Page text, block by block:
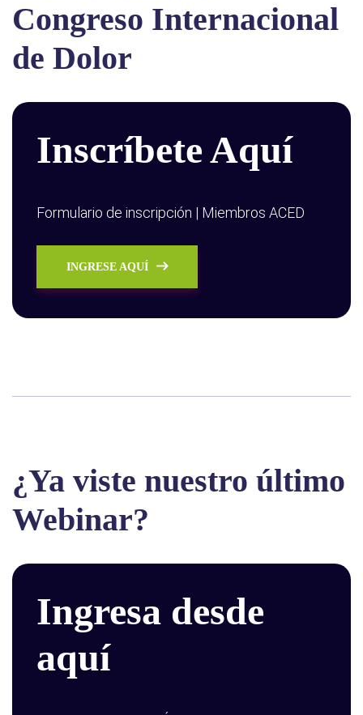
Congreso Internacional
de Dolor
Inscríbete Aquí
Formulario de inscripción | Miembros ACED
INGRESE AQUÍ
¿Ya viste nuestro último
Webinar?
Ingresa desde
aquí